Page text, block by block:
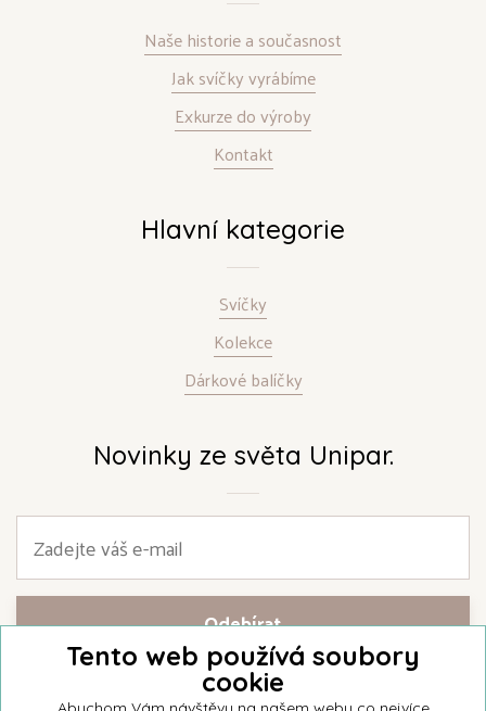
Naše historie a současnost
Jak svíčky vyrábíme
Exkurze do výroby
Kontakt
Hlavní kategorie
Svíčky
Kolekce
Dárkové balíčky
Novinky ze světa Unipar.
Přihlašte se k našemu newsletteru a buďte jako první informováni o
Tento web používá soubory
cookie